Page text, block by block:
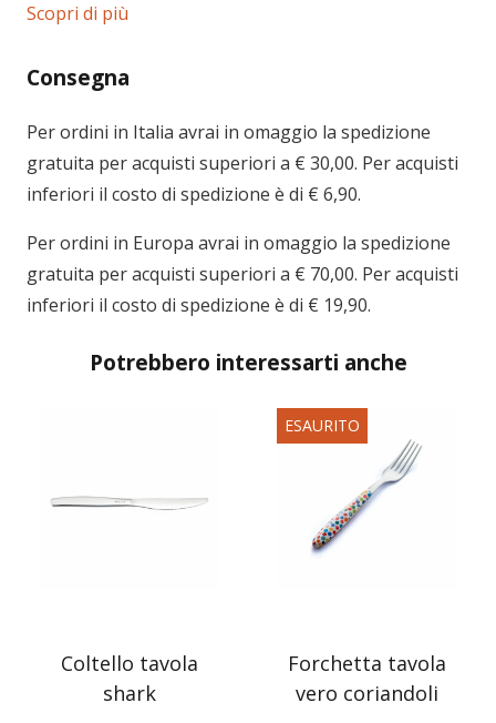
Scopri di più
Consegna
Per ordini in Italia avrai in omaggio la spedizione
gratuita per acquisti superiori a € 30,00. Per acquisti
inferiori il costo di spedizione è di € 6,90.
Per ordini in Europa avrai in omaggio la spedizione
gratuita per acquisti superiori a € 70,00. Per acquisti
inferiori il costo di spedizione è di € 19,90.
Potrebbero interessarti anche
Coltello tavola
shark
ESAURITO
Forchetta tavola
vero coriandoli